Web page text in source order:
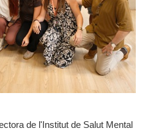
de l'Institut de Salut Mental